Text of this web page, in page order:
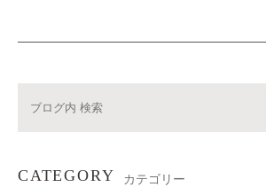
CATEGORY カテゴリー